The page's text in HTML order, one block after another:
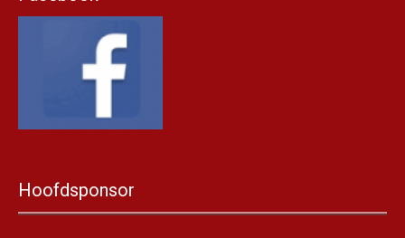
Hoofdsponsor